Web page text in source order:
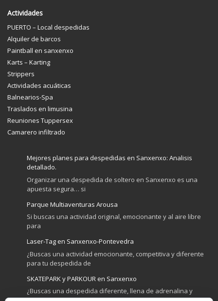
Actividades
PUERTO – Local despedidas
Alquiler de barcos
Paintball en sanxenxo
Karts – Karting
Strippers
Actividades acuáticas
Balnearios-Spa
Traslados en limusina
Reuniones Tuppersex
Camarero infiltrado
Mejores planes para despedidas en Sanxenxo: Analisis
detallado.
Organizar una despedida de soltero en Sanxenxo es una
apuesta segura… si
Parque Multiaventuras Arousa
Si buscas una actividad original, emocionante y al aire libre
para
Laser-Tag en Sanxenxo-Pontevedra
¿Buscas una actividad emocionante, competitiva y diferente
para tu despedida de
SKATEPARK y PARKOUR en Sanxenxo
¿Buscas una despedida diferente, llena de adrenalina y